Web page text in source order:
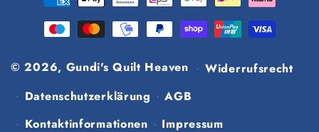
© 2026, Gundi's Quilt Heaven
Widerrufsrecht
Datenschutzerklärung
AGB
Kontaktinformationen
Impressum